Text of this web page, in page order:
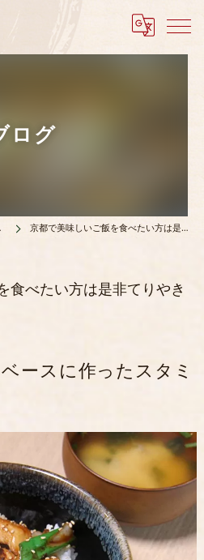
ログ
京都で美味しいご飯を食べたい方は是非てりやき屋へ!!
食べたい方は是非てりやき
ースに作ったスタミ